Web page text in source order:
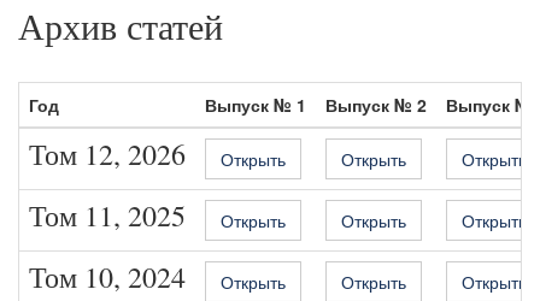
Архив статей
Год Выпуск № 1 Выпуск № 2 Выпуск №
Том 12, 2026 Открыть Открыть Открыть
Том 11, 2025 Открыть Открыть Открыть
Том 10, 2024 Открыть Открыть Открыть